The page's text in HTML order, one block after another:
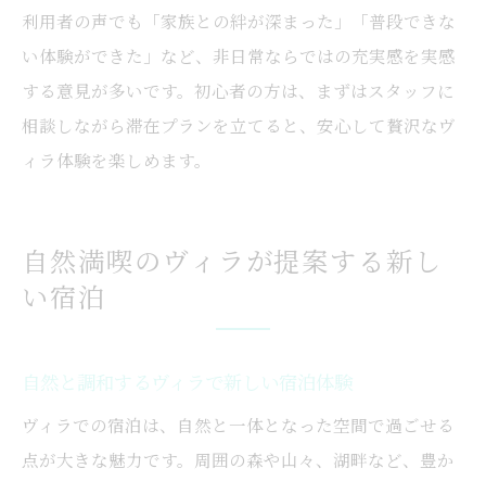
利用者の声でも「家族との絆が深まった」「普段できな
い体験ができた」など、非日常ならではの充実感を実感
する意見が多いです。初心者の方は、まずはスタッフに
相談しながら滞在プランを立てると、安心して贅沢なヴ
ィラ体験を楽しめます。
自然満喫のヴィラが提案する新し
い宿泊
自然と調和するヴィラで新しい宿泊体験
ヴィラでの宿泊は、自然と一体となった空間で過ごせる
点が大きな魅力です。周囲の森や山々、湖畔など、豊か